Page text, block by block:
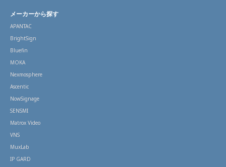
メーカーから探す
APANTAC
BrightSign
Bluefin
MOKA
Nexmosphere
Ascentic
NowSignage
SENSMI
Matrox Video
VNS
MuxLab
IP GARD